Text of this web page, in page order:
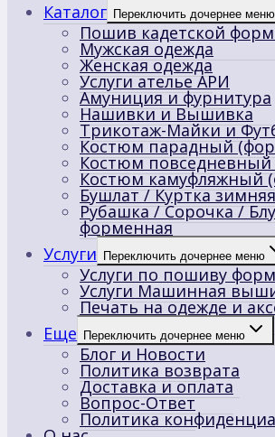
Каталог Переключить дочернее меню
Пошив кадетской
Мужская одежда
Женская одежда
Услуги ателье АРИ
Амуниция и фурнитура
Нашивки и Вышивка
Трикотаж-Майки и
Костюм парадный
Костюм
Костюм камуфляжный
Бушлат / Куртка зимняя
Рубашка / Сорочка /
форменная
Услуги Переключить дочернее меню
Услуги по пошиву
Услуги Машинная
Печать на одежде и
Еще
Переключить дочернее меню
Блог и Новости
Политика возврата
Доставка и оплата
Вопрос-Ответ
Политика